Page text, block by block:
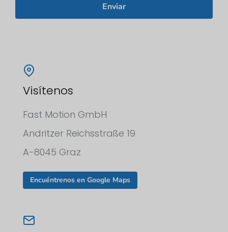
Enviar
Visítenos
Fast Motion GmbH
Andritzer Reichsstraße 19
A-8045 Graz
Encuéntrenos en Google Maps